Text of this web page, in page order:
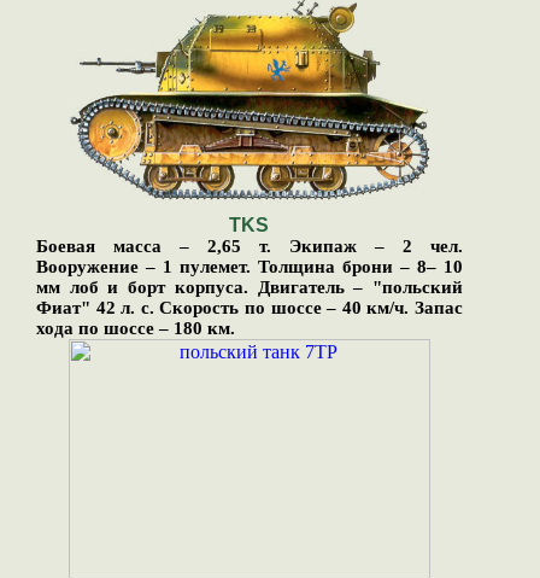
TKS
Боевая масса – 2,65 т. Экипаж – 2 чел.
Вооружение – 1 пулемет. Толщина брони – 8– 10
мм лоб и борт корпуса. Двигатель – "польский
Фиат" 42 л. с. Скорость по шоссе – 40 км/ч. Запас
хода по шоссе – 180 км.